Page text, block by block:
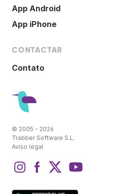
App Android
App iPhone
CONTACTAR
Contato
© 2005 - 2026
Trabber Software S.L.
Aviso legal